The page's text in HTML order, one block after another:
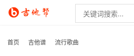
首页 吉他谱 流行歌曲